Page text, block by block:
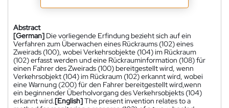
Abstract
[German] Die vorliegende Erfindung bezieht sich auf ein
Verfahren zum Überwachen eines Rückraums (102) eines
Zweirads (100), wobei Verkehrsobjekte (104) im Rückraum
(102) erfasst werden und eine Rückrauminformation (108) für
einen Fahrer des Zweirads (100) bereitgestellt wird, wenn
Verkehrsobjekt (104) im Rückraum (102) erkannt wird, wobei
eine Warnung (200) für den Fahrer bereitgestellt wird,wenn
ein beginnender Überholvorgang des Verkehrsobjekts (104)
erkannt wird.[English]The present invention relates to a